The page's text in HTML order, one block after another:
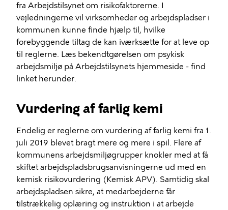
fra Arbejdstilsynet om risikofaktorerne. I
vejledningerne vil virksomheder og arbejdspladser i
kommunen kunne finde hjælp til, hvilke
forebyggende tiltag de kan iværksætte for at leve op
til reglerne. Læs bekendtgørelsen om psykisk
arbejdsmiljø på Arbejdstilsynets hjemmeside - find
linket herunder.
Vurdering af farlig kemi
Endelig er reglerne om vurdering af farlig kemi fra 1.
juli 2019 blevet bragt mere og mere i spil. Flere af
kommunens arbejdsmiljøgrupper knokler med at få
skiftet arbejdspladsbrugsanvisningerne ud med en
kemisk risikovurdering (Kemisk APV). Samtidig skal
arbejdspladsen sikre, at medarbejderne får
tilstrækkelig oplæring og instruktion i at arbejde